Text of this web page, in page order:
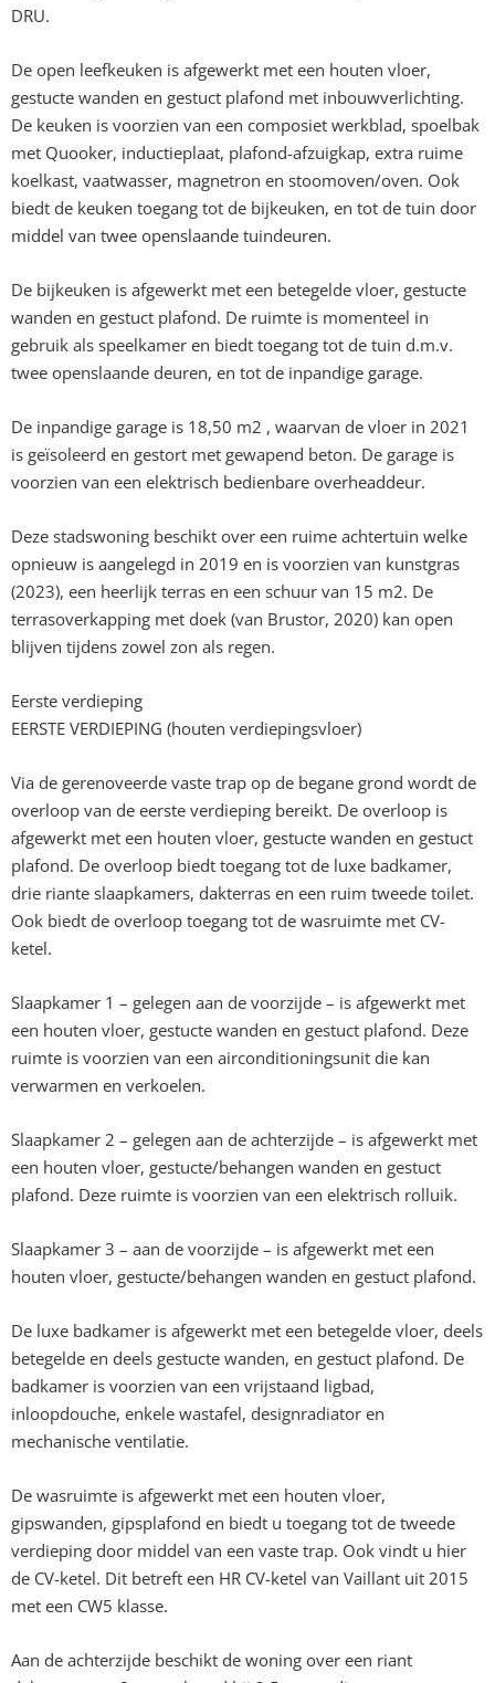
DRU.
De open leefkeuken is afgewerkt met een houten vloer,
gestucte wanden en gestuct plafond met inbouwverlichting.
De keuken is voorzien van een composiet werkblad, spoelbak
met Quooker, inductieplaat, plafond-afzuigkap, extra ruime
koelkast, vaatwasser, magnetron en stoomoven/oven. Ook
biedt de keuken toegang tot de bijkeuken, en tot de tuin door
middel van twee openslaande tuindeuren.
De bijkeuken is afgewerkt met een betegelde vloer, gestucte
wanden en gestuct plafond. De ruimte is momenteel in
gebruik als speelkamer en biedt toegang tot de tuin d.m.v.
twee openslaande deuren, en tot de inpandige garage.
De inpandige garage is 18,50 m2 , waarvan de vloer in 2021
is geïsoleerd en gestort met gewapend beton. De garage is
voorzien van een elektrisch bedienbare overheaddeur.
Deze stadswoning beschikt over een ruime achtertuin welke
opnieuw is aangelegd in 2019 en is voorzien van kunstgras
(2023), een heerlijk terras en een schuur van 15 m2. De
terrasoverkapping met doek (van Brustor, 2020) kan open
blijven tijdens zowel zon als regen.
Eerste verdieping
EERSTE VERDIEPING (houten verdiepingsvloer)
Via de gerenoveerde vaste trap op de begane grond wordt de
overloop van de eerste verdieping bereikt. De overloop is
afgewerkt met een houten vloer, gestucte wanden en gestuct
plafond. De overloop biedt toegang tot de luxe badkamer,
drie riante slaapkamers, dakterras en een ruim tweede toilet.
Ook biedt de overloop toegang tot de wasruimte met CV-
ketel.
Slaapkamer 1 – gelegen aan de voorzijde – is afgewerkt met
een houten vloer, gestucte wanden en gestuct plafond. Deze
ruimte is voorzien van een airconditioningsunit die kan
verwarmen en verkoelen.
Slaapkamer 2 – gelegen aan de achterzijde – is afgewerkt met
een houten vloer, gestucte/behangen wanden en gestuct
plafond. Deze ruimte is voorzien van een elektrisch rolluik.
Slaapkamer 3 – aan de voorzijde – is afgewerkt met een
houten vloer, gestucte/behangen wanden en gestuct plafond.
De luxe badkamer is afgewerkt met een betegelde vloer, deels
betegelde en deels gestucte wanden, en gestuct plafond. De
badkamer is voorzien van een vrijstaand ligbad,
inloopdouche, enkele wastafel, designradiator en
mechanische ventilatie.
De wasruimte is afgewerkt met een houten vloer,
gipswanden, gipsplafond en biedt u toegang tot de tweede
verdieping door middel van een vaste trap. Ook vindt u hier
de CV-ketel. Dit betreft een HR CV-ketel van Vaillant uit 2015
met een CW5 klasse.
Aan de achterzijde beschikt de woning over een riant